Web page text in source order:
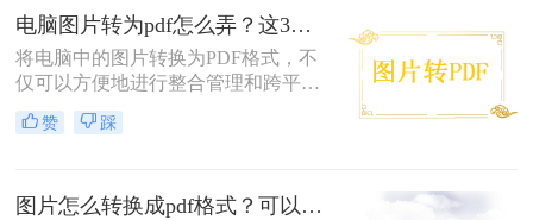
机、在线工具等多种转换方法，总有
一种适合你！
电脑图片转为pdf怎么弄？这3种方法值得尝试！
将电脑中的图片转换为PDF格式，不
仅可以方便地进行整合管理和跨平台
查看，还能有效保护图片的原始质量
和隐私信息。那么电脑图片转为pdf怎
片到PDF的转换。
赞 踩
图片怎么转换成pdf格式？可以尝试这三种方法！